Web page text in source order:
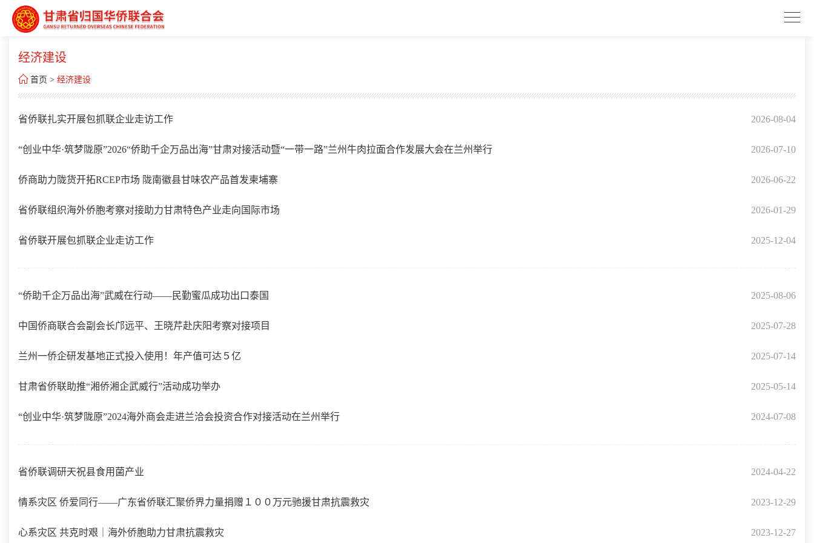
经济建设
 首页 > 经济建设
2026-08-04
省侨联扎实开展包抓联企业走访工作
2026-07-10
“创业中华·筑梦陇原”2026“侨助千企万品出海”甘肃对接活动暨“一带一路”兰州牛肉拉面合作发展大会在兰州举行
2026-06-22
侨商助力陇货开拓RCEP市场 陇南徽县甘味农产品首发柬埔寨
2026-01-29
省侨联组织海外侨胞考察对接助力甘肃特色产业走向国际市场
2025-12-04
省侨联开展包抓联企业走访工作
2025-08-06
“侨助千企万品出海”武威在行动——民勤蜜瓜成功出口泰国
2025-07-28
中国侨商联合会副会长邝远平、王晓芹赴庆阳考察对接项目
2025-07-14
兰州一侨企研发基地正式投入使用！年产值可达５亿
2025-05-14
甘肃省侨联助推“湘侨湘企武威行”活动成功举办
2024-07-08
“创业中华·筑梦陇原”2024海外商会走进兰洽会投资合作对接活动在兰州举行
2024-04-22
省侨联调研天祝县食用菌产业
2023-12-29
情系灾区 侨爱同行——广东省侨联汇聚侨界力量捐赠１００万元驰援甘肃抗震救灾
2023-12-27
心系灾区 共克时艰｜海外侨胞助力甘肃抗震救灾